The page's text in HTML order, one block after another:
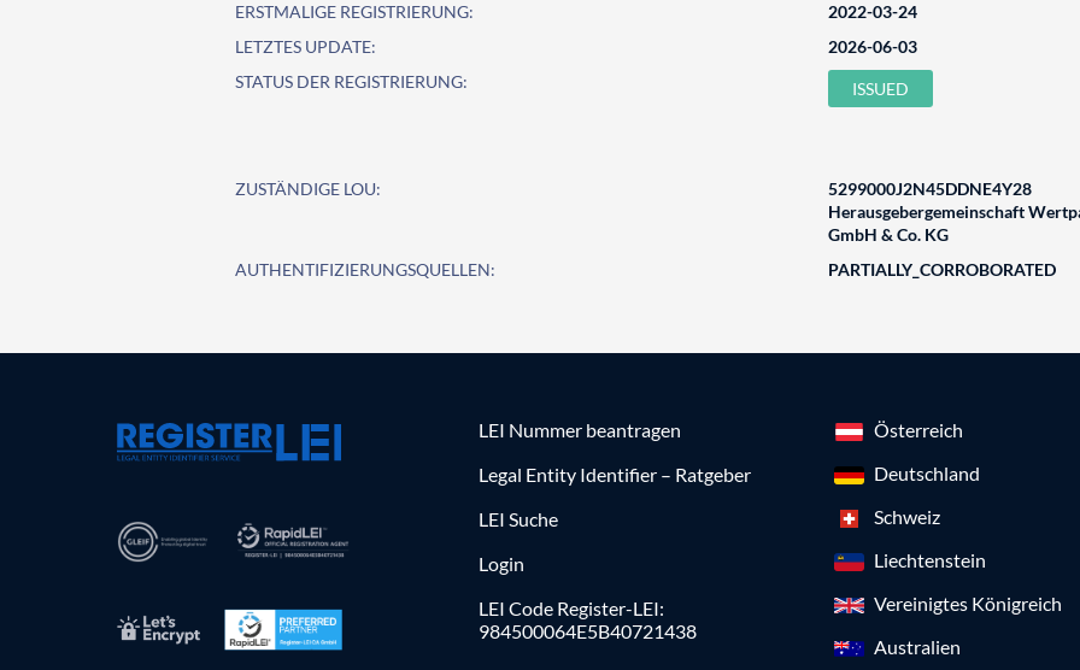
ERSTMALIGE REGISTRIERUNG:
2022-03-24
LETZTES UPDATE:
2026-06-03
STATUS DER REGISTRIERUNG:
ISSUED
ZUSTÄNDIGE LOU:
5299000J2N45DDNE4Y28
Herausgebergemeinschaft
GmbH & Co. KG
AUTHENTIFIZIERUNGSQUELLEN:
PARTIALLY_CORROBORATED
LEI Nummer beantragen
Legal Entity Identifier – Ratgeber
LEI Suche
Login
LEI Code Register-LEI:
984500064E5B40721438
Österreich
Deutschland
Schweiz
Liechtenstein
Vereinigtes Königreich
Australien